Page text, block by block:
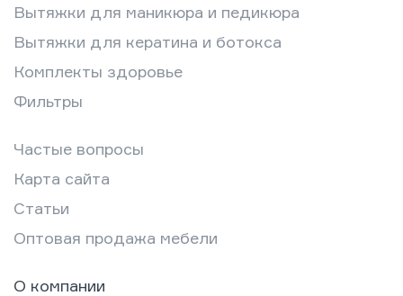
Вытяжки для маникюра и педикюра
Вытяжки для кератина и ботокса
Комплекты здоровье
Фильтры
Частые вопросы
Карта сайта
Статьи
Оптовая продажа мебели
О компании